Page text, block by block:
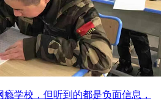
学校，但听到的都是负面信息，